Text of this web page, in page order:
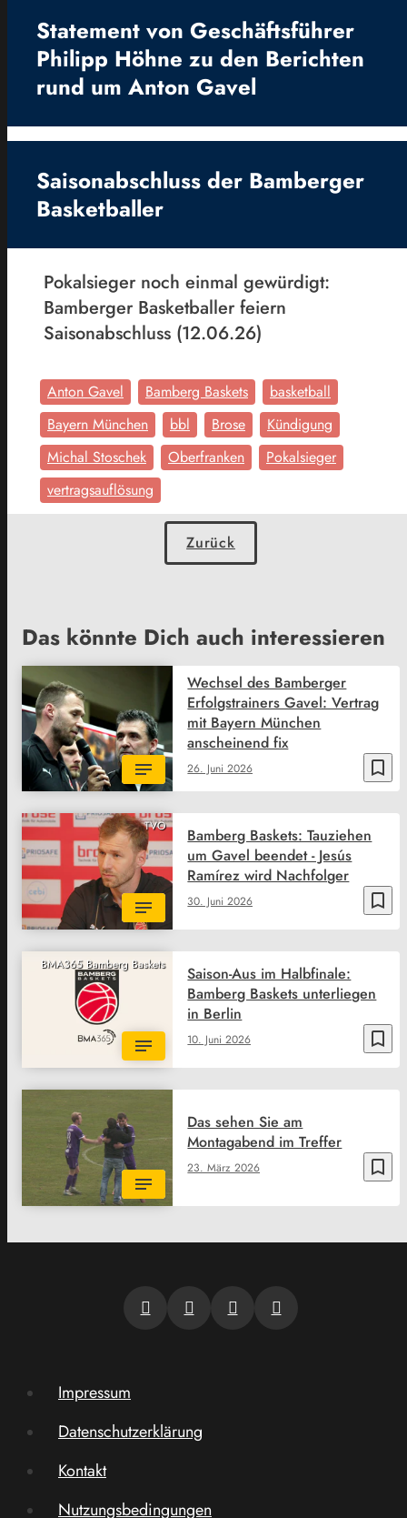
Statement von Geschäftsführer
Philipp Höhne zu den Berichten
rund um Anton Gavel
Saisonabschluss der Bamberger
Basketballer
Pokalsieger noch einmal gewürdigt:
Bamberger Basketballer feiern
Saisonabschluss (12.06.26)
Anton Gavel Bamberg Baskets
basketball
Bayern München
bbl Brose
Kündigung
Michal Stoschek
Oberfranken
Pokalsieger
vertragsauflösung
Zurück
Das könnte Dich auch interessieren
bookmark_border
26. Juni 2026
Wechsel des Bamberger
Erfolgstrainers Gavel: Vertrag
mit Bayern München
anscheinend fix
TVO
bookmark_border
30. Juni 2026
Bamberg Baskets: Tauziehen
um Gavel beendet - Jesús
Ramírez wird Nachfolger
BMA365 Bamberg Baskets
bookmark_border
10. Juni 2026
Saison-Aus im Halbfinale:
Bamberg Baskets unterliegen
in Berlin
bookmark_border
23. März 2026
Das sehen Sie am
Montagabend im Treffer
Impressum
Datenschutzerklärung
Kontakt
Nutzungsbedingungen